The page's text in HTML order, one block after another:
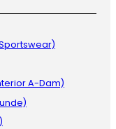
A-Dam)